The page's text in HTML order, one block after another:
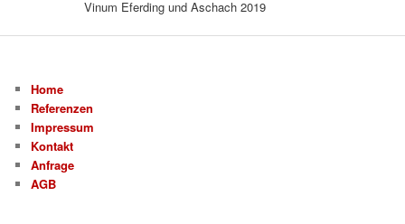
Vinum Eferding und Aschach 2019
Home
Referenzen
Impressum
Kontakt
Anfrage
AGB